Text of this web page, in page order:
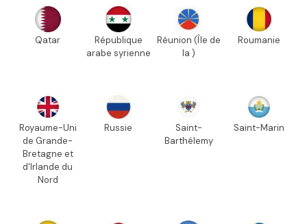
Qatar
République
arabe syrienne
Réunion (Île de
la )
Roumanie
Royaume-Uni
de Grande-
Bretagne et
d'Irlande du
Nord
Russie
Saint-
Barthélemy
Saint-Marin